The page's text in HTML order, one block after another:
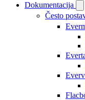
Dokumentacija
Često